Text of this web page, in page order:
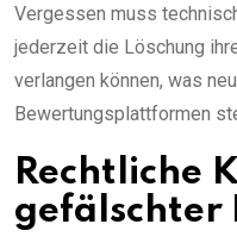
Vergessen muss
jederzeit die Löschung
verlangen können, was
Bewertungsplattformen
Rechtliche
gefälschter